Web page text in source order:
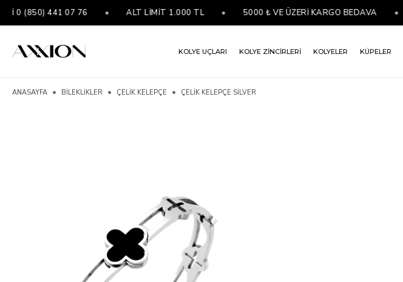
0 (850) 441 07 76 ALT LİMİT 1.000 TL 5000 ₺ VE ÜZERİ KARGO BEDAVA
KOLYE UÇLARI KOLYE ZİNCİRLERİ KOLYELER KÜPELER
ANASAYFA BİLEKLİKLER ÇELIK KELEPÇE ÇELIK KELEPÇE SILVER